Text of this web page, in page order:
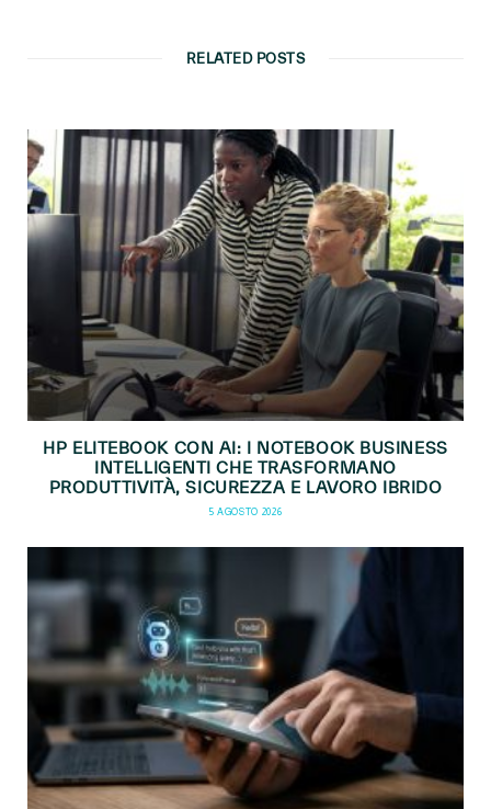
RELATED POSTS
HP ELITEBOOK CON AI: I NOTEBOOK BUSINESS
INTELLIGENTI CHE TRASFORMANO
PRODUTTIVITÀ, SICUREZZA E LAVORO IBRIDO
5 AGOSTO 2026